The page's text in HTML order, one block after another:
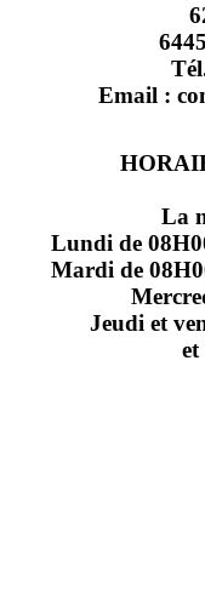
Email :
La
Lundi de
Mardi de
Jeudi et
et